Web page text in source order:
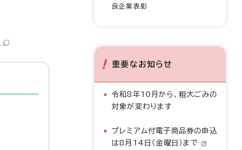
良企業表彰
重要なお知らせ
令和8年10月から、粗大ごみの
対象が変わります
プレミアム付電子商品券の申込
は8月14日（金曜日）まで